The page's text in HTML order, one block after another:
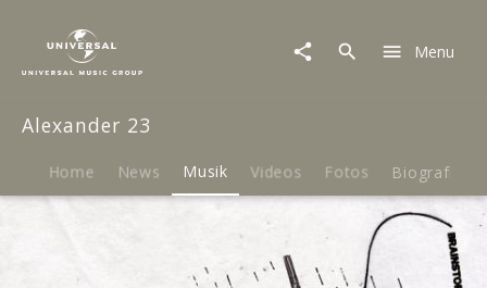
Musik
Brainstorm
Menu
Alexander 23
Home News Musik Videos Fotos Biografie